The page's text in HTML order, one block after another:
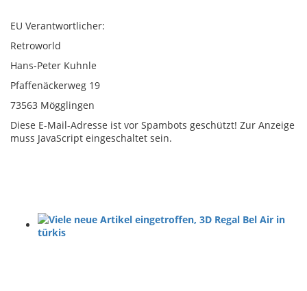
EU Verantwortlicher:
Retroworld
Hans-Peter Kuhnle
Pfaffenäckerweg 19
73563 Mögglingen
Diese E-Mail-Adresse ist vor Spambots geschützt! Zur Anzeige
muss JavaScript eingeschaltet sein.